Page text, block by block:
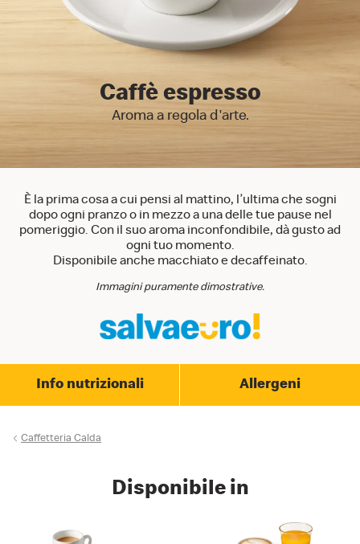
Caffè espresso
Aroma a regola d'arte.
È la prima cosa a cui pensi al mattino, l’ultima che sogni
dopo ogni pranzo o in mezzo a una delle tue pause nel
pomeriggio. Con il suo aroma inconfondibile, dà gusto ad
ogni tuo momento.
Disponibile anche macchiato e decaffeinato.
Immagini puramente dimostrative.
Info nutrizionali Allergeni
Caffetteria Calda
Disponibile in